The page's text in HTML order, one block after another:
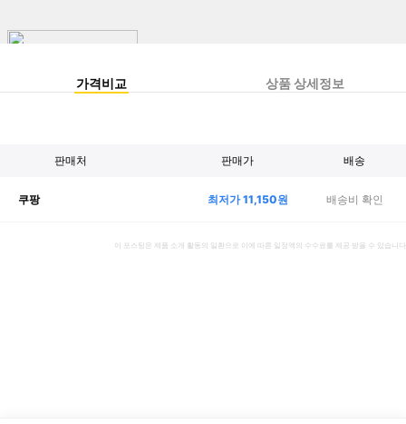
가격비교 상품 상세정보
판매처 판매가 배송
쿠팡 최저가11,150원 배송비 확인
이 포스팅은 제품 소개 활동의 일환으로 이에 따른 일정액의 수수료를 제공 받을 수 있습니다